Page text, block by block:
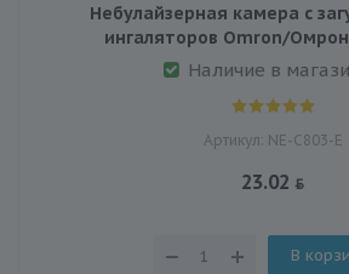
Небулайзерная камера с
ингаляторов Omron/Омрон
Наличие в
Артикул: NE-C803-E
23.02
В